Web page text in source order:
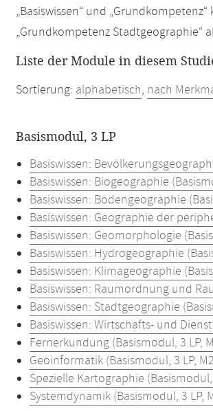
„Basiswissen“ und
„Grundkompetenz Stadtgeographie“
Liste der Module in diesem
Sortierung: alphabetisch, nach
Basismodul, 3 LP
Basiswissen:
Basiswissen: Biogeographie
Basiswissen: Bodengeographie
Basiswissen: Geographie der
Basiswissen: Geomorphologie
Basiswissen: Hydrogeographie
Basiswissen: Klimageographie
Basiswissen: Raumordnung und
Basiswissen: Stadtgeographie
Basiswissen: Wirtschafts- und
Fernerkundung (Basismodul, 3 LP,
Geoinformatik (Basismodul, 3 LP,
Spezielle Kartographie (Basismodul,
Systemdynamik (Basismodul, 3 LP,